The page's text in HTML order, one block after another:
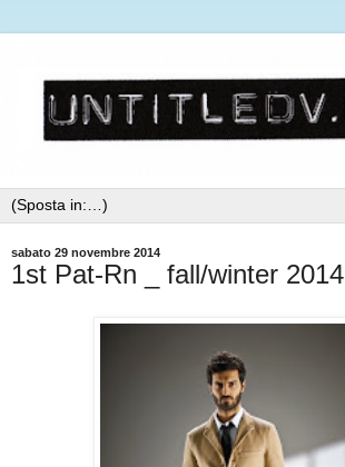
sabato 29 novembre 2014
1st Pat-Rn _ fall/winter 2014